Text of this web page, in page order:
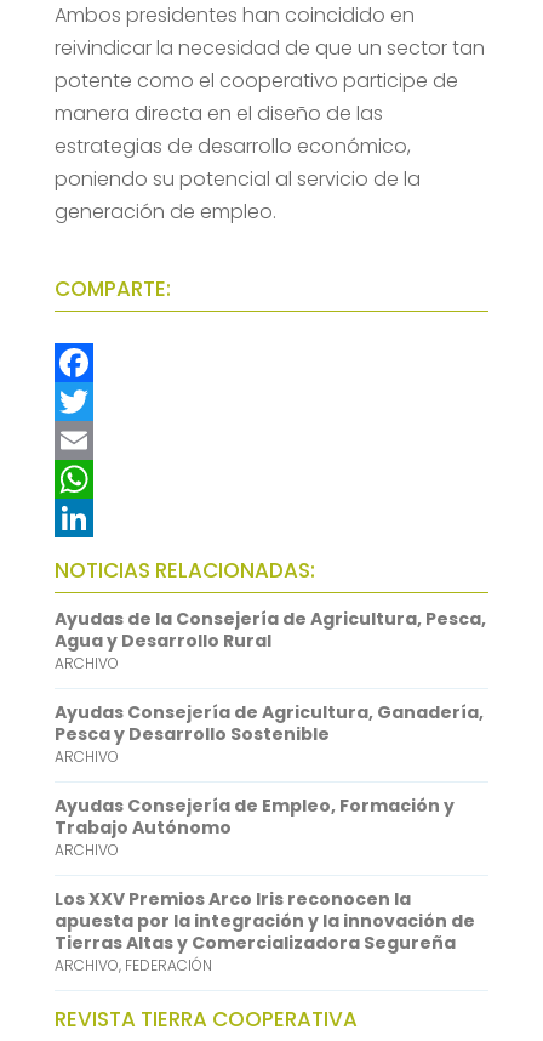
Ambos presidentes han coincidido en
reivindicar la necesidad de que un sector tan
potente como el cooperativo participe de
manera directa en el diseño de las
estrategias de desarrollo económico,
poniendo su potencial al servicio de la
generación de empleo.
COMPARTE:
F
a
c
e
b
o
o
k
T
w
t
t
e
r
E
m
a
i
l
W
h
a
t
s
A
p
p
L
i
n
k
e
d
I
n
NOTICIAS RELACIONADAS:
Ayudas de la Consejería de Agricultura, Pesca,
Agua y Desarrollo Rural
ARCHIVO
Ayudas Consejería de Agricultura, Ganadería,
Pesca y Desarrollo Sostenible
ARCHIVO
Ayudas Consejería de Empleo, Formación y
Trabajo Autónomo
ARCHIVO
Los XXV Premios Arco Iris reconocen la
apuesta por la integración y la innovación de
Tierras Altas y Comercializadora Segureña
ARCHIVO, FEDERACIÓN
REVISTA TIERRA COOPERATIVA